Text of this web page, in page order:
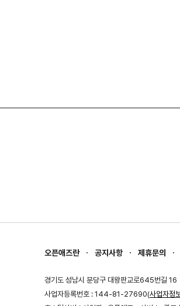
오픈애즈란 공지사항 제휴문의
경기도 성남시 분당구 대왕판교로645번길 16
사업자등록번호 : 144-81-27690(사업자정